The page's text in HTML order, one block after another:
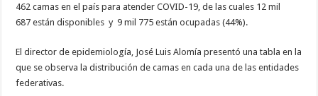
462 camas en el país para atender COVID-19, de las cuales 12 mil
687 están disponibles y 9 mil 775 están ocupadas (44%).
El director de epidemiología, José Luis Alomía presentó una tabla en la
que se observa la distribución de camas en cada una de las entidades
federativas.